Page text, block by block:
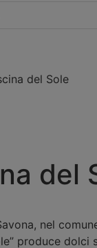
del Sole
del
nel
produce dolci